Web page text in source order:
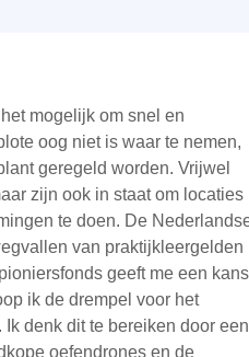
mogelijk om snel en
oog niet is waar te nemen,
geregeld worden. Vrijwel
zijn ook in staat om locaties
te doen. De
van praktijkleergelden
geeft me een kans
ik de drempel voor het
denk dit te bereiken door een
oefendrones en de